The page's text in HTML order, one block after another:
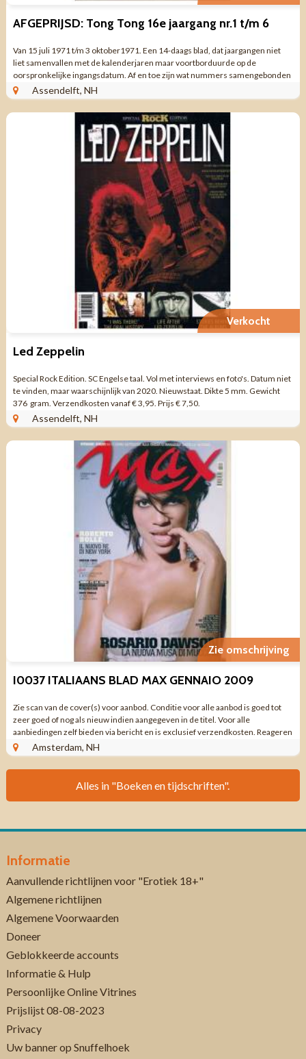
AFGEPRIJSD: Tong Tong 16e jaargang nr.1 t/m 6
Van 15 juli 1971 t/m 3 oktober1971. Een 14-daags blad, dat jaargangen niet
liet samenvallen met de kalenderjaren maar voortborduurde op de
oorspronkelijke ingangsdatum. Af en toe zijn wat nummers samengebonden
vanuit het idee ze bij elkaar ...
Assendelft, NH
Verkocht
Led Zeppelin
Special Rock Edition. SC Engelse taal. Vol met interviews en foto's. Datum niet
te vinden, maar waarschijnlijk van 2020. Nieuwstaat. Dikte 5 mm. Gewicht
376 gram. Verzendkosten vanaf € 3,95. Prijs € 7,50.
Assendelft, NH
Zie omschrijving
I0037 ITALIAANS BLAD MAX GENNAIO 2009
Zie scan van de cover(s) voor aanbod. Conditie voor alle aanbod is goed tot
zeer goed of nog als nieuw indien aangegeven in de titel. Voor alle
aanbiedingen zelf bieden via bericht en is exclusief verzendkosten. Reageren
via aanbieding ...
Amsterdam, NH
Alles in "Boeken en tijdschriften".
Informatie
Aanvullende richtlijnen voor "Erotiek 18+"
Algemene richtlijnen
Algemene Voorwaarden
Doneer
Geblokkeerde accounts
Informatie & Hulp
Persoonlijke Online Vitrines
Prijslijst 08-08-2023
Privacy
Uw banner op Snuffelhoek